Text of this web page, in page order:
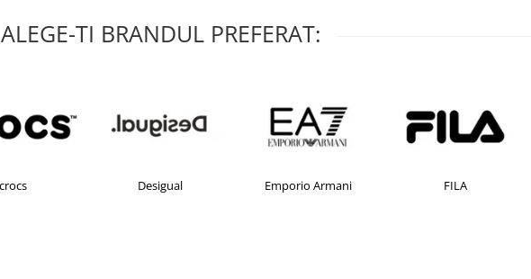
ALEGE-TI BRANDUL PREFERAT:
Desigual Emporio Armani